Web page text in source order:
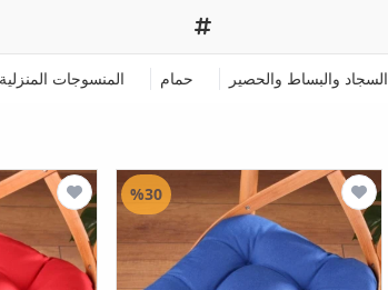
السجاد والبساط والحصير حمام المنسوجات المنزلية
%30